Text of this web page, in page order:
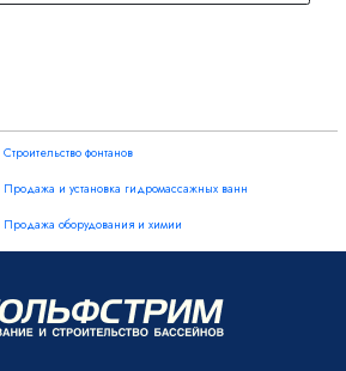
Строительство фонтанов
Продажа и установка гидромассажных ванн
Продажа оборудования и химии